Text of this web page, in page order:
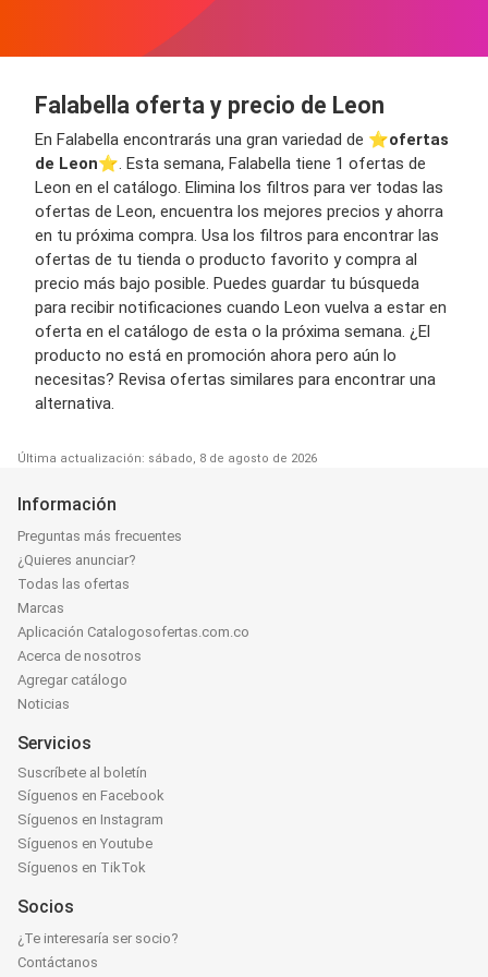
Falabella oferta y precio de Leon
En Falabella encontrarás una gran variedad de ⭐️ofertas
de Leon⭐️. Esta semana, Falabella tiene 1 ofertas de
Leon en el catálogo. Elimina los filtros para ver todas las
ofertas de Leon, encuentra los mejores precios y ahorra
en tu próxima compra. Usa los filtros para encontrar las
ofertas de tu tienda o producto favorito y compra al
precio más bajo posible. Puedes guardar tu búsqueda
para recibir notificaciones cuando Leon vuelva a estar en
oferta en el catálogo de esta o la próxima semana. ¿El
producto no está en promoción ahora pero aún lo
necesitas? Revisa ofertas similares para encontrar una
alternativa.
Última actualización: sábado, 8 de agosto de 2026
Información
Preguntas más frecuentes
¿Quieres anunciar?
Todas las ofertas
Marcas
Aplicación Catalogosofertas.com.co
Acerca de nosotros
Agregar catálogo
Noticias
Servicios
Suscríbete al boletín
Síguenos en Facebook
Síguenos en Instagram
Síguenos en Youtube
Síguenos en TikTok
Socios
¿Te interesaría ser socio?
Contáctanos